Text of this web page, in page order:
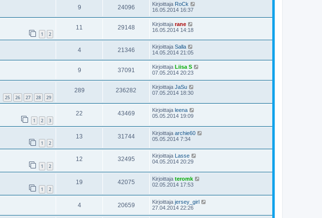
9 24096 Kirjoittaja RoCk
16.05.2014 16:37
1 2
11 29148 Kirjoittaja rane
16.05.2014 14:18
4 21346 Kirjoittaja Salla
14.05.2014 21:05
9 37091 Kirjoittaja Liisa S
07.05.2014 20:23
25 26 27 28 29
289 236282 Kirjoittaja JaSu
07.05.2014 18:30
1 2 3
22 43469 Kirjoittaja leena
05.05.2014 19:09
1 2
13 31744 Kirjoittaja archie60
05.05.2014 7:34
1 2
12 32495 Kirjoittaja
Lasse
04.05.2014 20:29
1 2
19 42075 Kirjoittaja teromk
02.05.2014 17:53
4 20659 Kirjoittaja jersey_girl
27.04.2014 22:26